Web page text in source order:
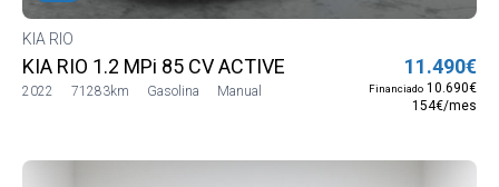
KIA RIO
KIA RIO 1.2 MPi 85 CV ACTIVE
2022 71283km Gasolina Manual
11.490€
Financiado 10.690€
154€/mes